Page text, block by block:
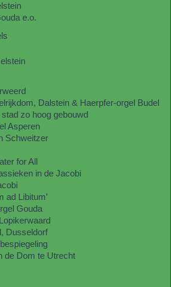
e.o.
Dalstein & Haerpfer-orgel Budel
zo hoog gebouwd
Asperen
Schweitzer
for All
in de Jacobi
ad Libitum’
Gouda
Dusseldorf
de Dom te Utrecht